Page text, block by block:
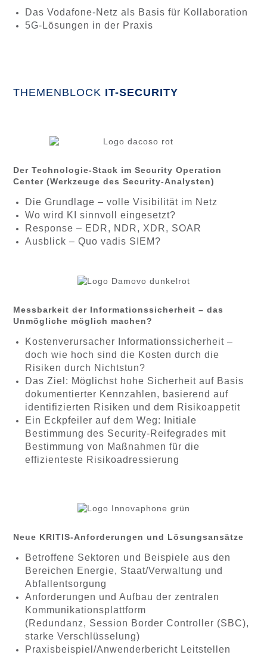
Das Vodafone-Netz als Basis für Kollaboration
5G-Lösungen in der Praxis
THEMENBLOCK IT-SECURITY
Der Technologie-Stack im Security Operation
Center (Werkzeuge des Security-Analysten)
Die Grundlage – volle Visibilität im Netz
Wo wird KI sinnvoll eingesetzt?
Response – EDR, NDR, XDR, SOAR
Ausblick – Quo vadis SIEM?
Messbarkeit der Informationssicherheit – das
Unmögliche möglich machen?
Kostenverursacher Informationssicherheit –
doch wie hoch sind die Kosten durch die
Risiken durch Nichtstun?
Das Ziel: Möglichst hohe Sicherheit auf Basis
dokumentierter Kennzahlen, basierend auf
identifizierten Risiken und dem Risikoappetit
Ein Eckpfeiler auf dem Weg: Initiale
Bestimmung des Security-Reifegrades mit
Bestimmung von Maßnahmen für die
effizienteste Risikoadressierung
Neue KRITIS-Anforderungen und Lösungsansätze
Betroffene Sektoren und Beispiele aus den
Bereichen Energie, Staat/Verwaltung und
Abfallentsorgung
Anforderungen und Aufbau der zentralen
Kommunikationsplattform
(Redundanz, Session Border Controller (SBC),
starke Verschlüsselung)
Praxisbeispiel/Anwenderbericht Leitstellen